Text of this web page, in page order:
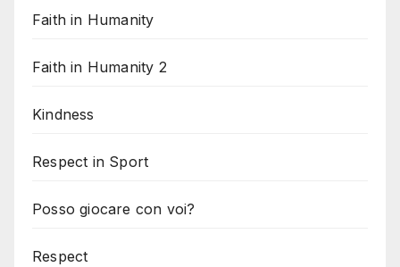
Faith in Humanity
Faith in Humanity 2
Kindness
Respect in Sport
Posso giocare con voi?
Respect